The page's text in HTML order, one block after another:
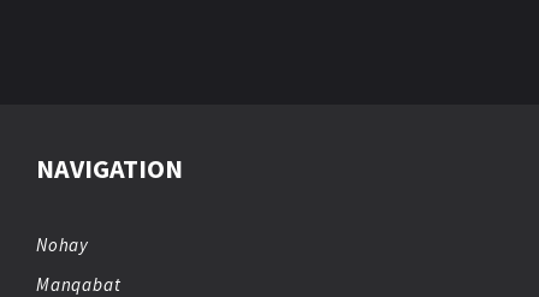
NAVIGATION
Nohay
Manqabat